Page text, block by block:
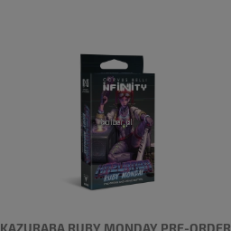
KAZURABA RUBY MONDAY PRE-ORDER